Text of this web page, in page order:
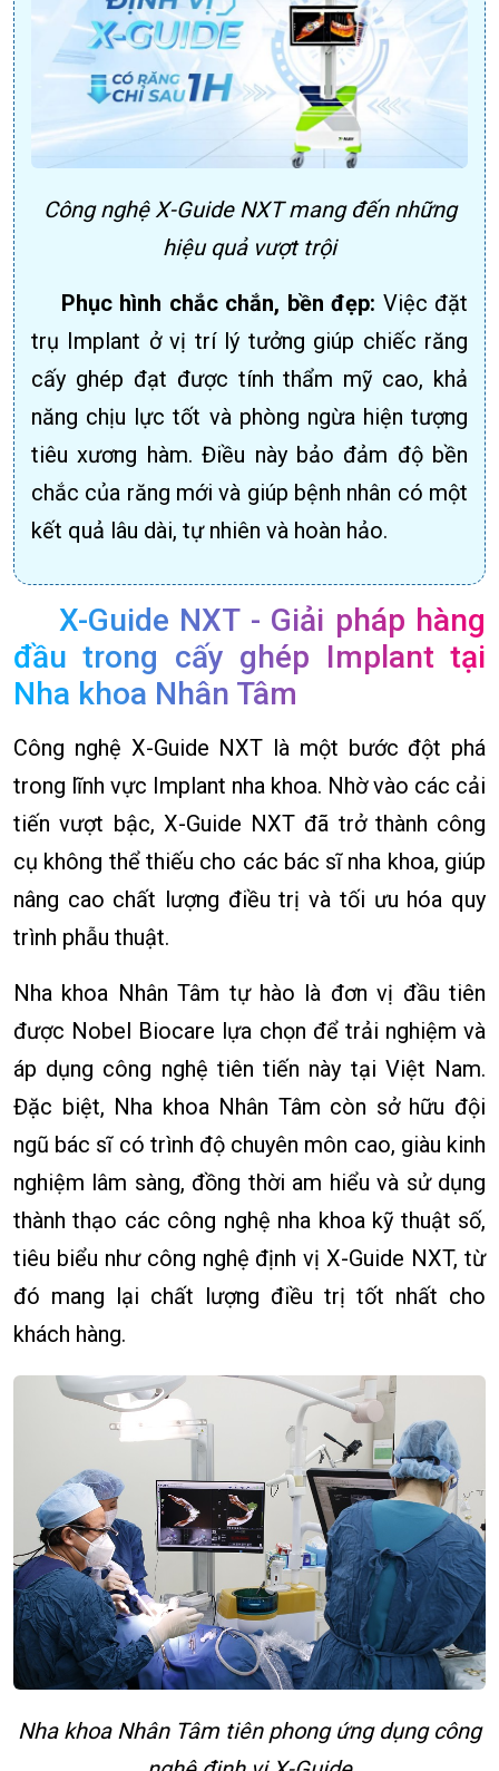
Công nghệ X-Guide NXT mang đến những
hiệu quả vượt trội
Phục hình chắc chắn, bền đẹp: Việc đặt
trụ Implant ở vị trí lý tưởng giúp chiếc răng
cấy ghép đạt được tính thẩm mỹ cao, khả
năng chịu lực tốt và phòng ngừa hiện tượng
tiêu xương hàm. Điều này bảo đảm độ bền
chắc của răng mới và giúp bệnh nhân có một
kết quả lâu dài, tự nhiên và hoàn hảo.
X-Guide NXT - Giải pháp hàng
đầu trong cấy ghép Implant tại
Nha khoa Nhân Tâm
Công nghệ X-Guide NXT là một bước đột phá
trong lĩnh vực Implant nha khoa. Nhờ vào các cải
tiến vượt bậc, X-Guide NXT đã trở thành công
cụ không thể thiếu cho các bác sĩ nha khoa, giúp
nâng cao chất lượng điều trị và tối ưu hóa quy
trình phẫu thuật.
Nha khoa Nhân Tâm tự hào là đơn vị đầu tiên
được Nobel Biocare lựa chọn để trải nghiệm và
áp dụng công nghệ tiên tiến này tại Việt Nam.
Đặc biệt, Nha khoa Nhân Tâm còn sở hữu đội
ngũ bác sĩ có trình độ chuyên môn cao, giàu kinh
nghiệm lâm sàng, đồng thời am hiểu và sử dụng
thành thạo các công nghệ nha khoa kỹ thuật số,
tiêu biểu như công nghệ định vị X-Guide NXT, từ
đó mang lại chất lượng điều trị tốt nhất cho
khách hàng.
Nha khoa Nhân Tâm tiên phong ứng dụng công